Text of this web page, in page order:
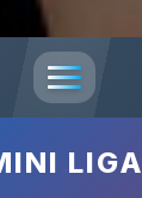
LIGA